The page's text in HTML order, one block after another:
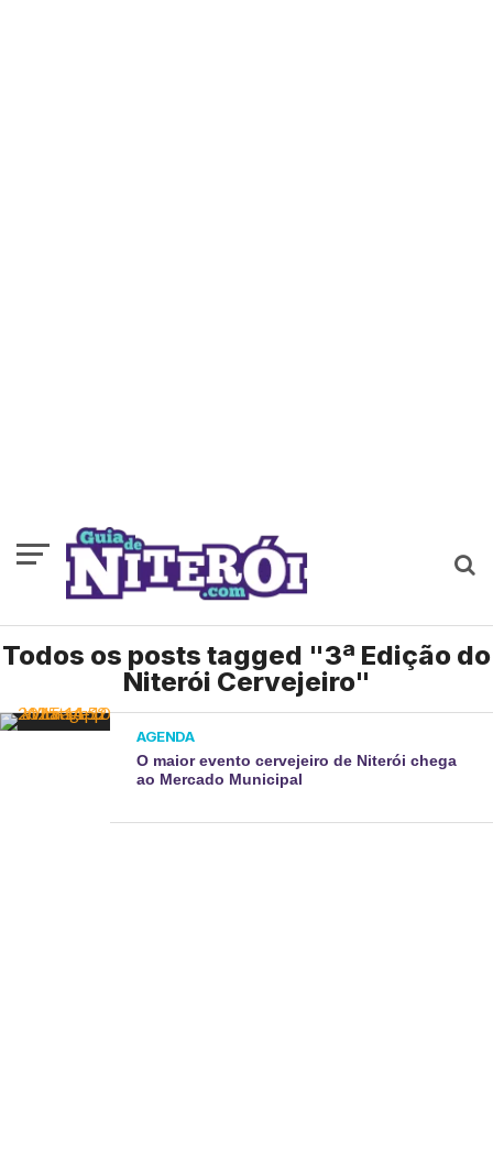
Todos os posts tagged "3ª Edição do
Niterói Cervejeiro"
AGENDA
O maior evento cervejeiro de Niterói chega
ao Mercado Municipal